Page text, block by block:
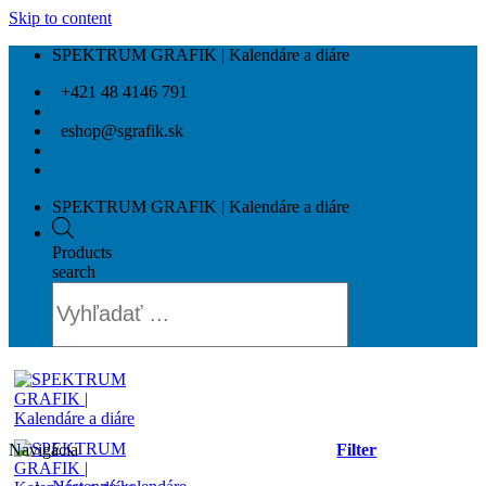
Skip to content
SPEKTRUM GRAFIK | Kalendáre a diáre
+421 48 4146 791
eshop@sgrafik.sk
SPEKTRUM GRAFIK | Kalendáre a diáre
Products
search
Filter
Navigácia